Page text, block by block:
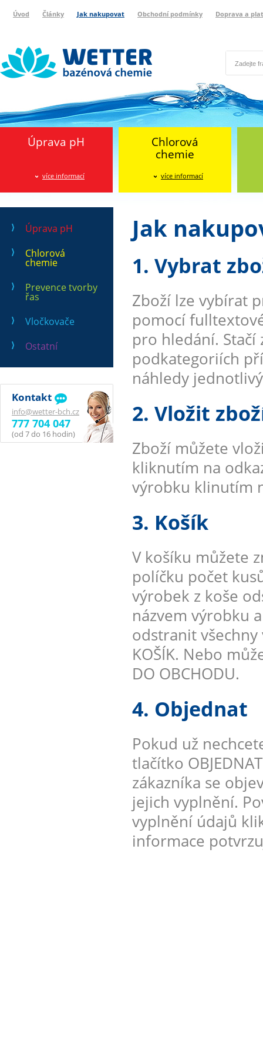
Úvod Články Jak nakupovat Obchodní podmínky Doprava a
Úprava pH
více informací
Chlorová
chemie
více informací
Úprava pH
Chlorová
chemie
Prevence tvorby
řas
Vločkovače
Ostatní
Kontakt
info@wetter-bch.cz
777 704 047
(od 7 do 16 hodin)
Jak
1. Vybrat
Zboží lze vybírat
pomocí
pro hledání. Stačí
podkategoriích
náhledy
2. Vložit
Zboží můžete
kliknutím na
výrobku klinutím
3. Košík
V košíku můžete
políčku počet
výrobek z koše
názvem výrobku
odstranit všechny
KOŠÍK. Nebo
DO OBCHODU.
4. Objednat
Pokud už
tlačítko
zákazníka se
jejich vyplnění.
vyplnění údajů
informace